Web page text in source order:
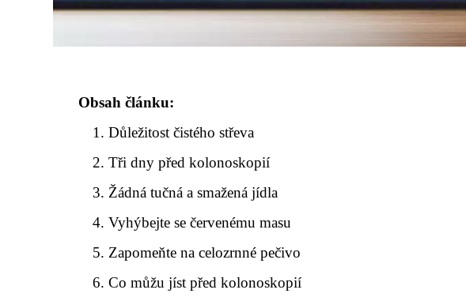
Obsah článku:
Důležitost čistého střeva
Tři dny před kolonoskopií
Žádná tučná a smažená jídla
Vyhýbejte se červenému masu
Zapomeňte na celozrnné pečivo
Co můžu jíst před kolonoskopií